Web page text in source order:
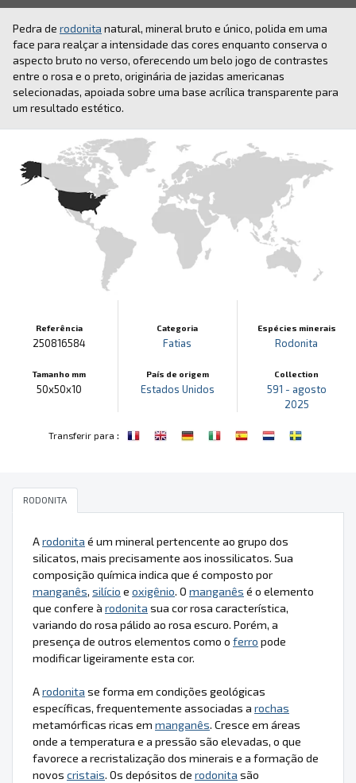
Pedra de rodonita natural, mineral bruto e único, polida em uma
face para realçar a intensidade das cores enquanto conserva o
aspecto bruto no verso, oferecendo um belo jogo de contrastes
entre o rosa e o preto, originária de jazidas americanas
selecionadas, apoiada sobre uma base acrílica transparente para
um resultado estético.
Referência
250816584
Tamanho mm
50x50x10
Categoria
Fatias
País de origem
Estados Unidos
Espécies minerais
Rodonita
Collection
591 - agosto
2025
Transferir para :
RODONITA
Arodonita é um mineral pertencente ao grupo dos
silicatos, mais precisamente aos inossilicatos. Sua
composição química indica que é composto por
manganês, silício e oxigênio. O manganês é o elemento
que confere à rodonita sua cor rosa característica,
variando do rosa pálido ao rosa escuro. Porém, a
presença de outros elementos como o ferro pode
modificar ligeiramente esta cor.
Arodonita se forma em condições geológicas
específicas, frequentemente associadas a rochas
metamórficas ricas em manganês. Cresce em áreas
onde a temperatura e a pressão são elevadas, o que
favorece a recristalização dos minerais e a formação de
novos cristais. Os depósitos de rodonita são